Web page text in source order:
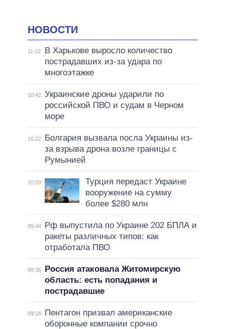
НОВОСТИ
11:02
В Харькове выросло количество
пострадавших из-за удара по
многоэтажке
10:42 Украинские дроны ударили по
российской ПВО и судам в Черном
море
10:22
Болгария вызвала посла Украины из-
за взрыва дрона возле границы с
Румынией
10:09
Турция передаст Украине
вооружение на сумму
более $280 млн
09:44
Рф выпустила по Украине 202 БПЛА и
ракеты различных типов: как
отработала ПВО
09:36
Россия атаковала Житомирскую
область: есть попадания и
пострадавшие
09:18
Пентагон призвал американские
оборонные компании срочно